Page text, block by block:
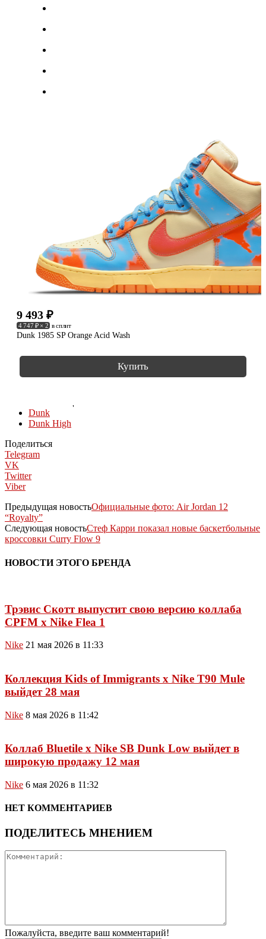
Dunk 1985 SP Orange Acid Wash
9 493 ₽
4 747 ₽ × 2 в сплит
Купить
Dunk
Dunk High
Поделиться
Telegram
VK
Twitter
Viber
Предыдущая новостьОфициальные фото: Air Jordan 12
“Royalty”
Следующая новостьСтеф Карри показал новые баскетбольные
кроссовки Curry Flow 9
НОВОСТИ ЭТОГО БРЕНДА
Трэвис Скотт выпустит свою версию коллаба
CPFM x Nike Flea 1
Nike 21 мая 2026 в 11:33
Коллекция Kids of Immigrants x Nike T90 Mule
выйдет 28 мая
Nike 8 мая 2026 в 11:42
Коллаб Bluetile x Nike SB Dunk Low выйдет в
широкую продажу 12 мая
Nike 6 мая 2026 в 11:32
НЕТ КОММЕНТАРИЕВ
ПОДЕЛИТЕСЬ МНЕНИЕМ
Пожалуйста, введите ваш комментарий!